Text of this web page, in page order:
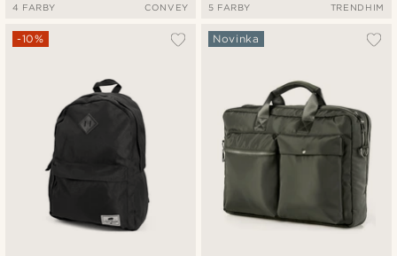
4 FARBY CONVEY 5 FARBY TRENDHIM
-10% Novinka